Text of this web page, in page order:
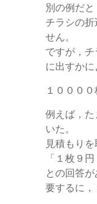
別の例だと
チラシの
せん。
ですが，
に出すかに
１０００
例えば，
いた。
見積もりを
「１枚９
との回答が
要するに，